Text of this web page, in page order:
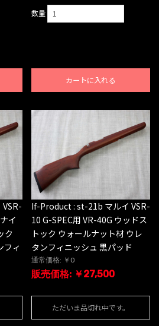
数量
カートに入れる
イ
ク
フィ
If-Product : st-21b マルイ VSR-
10 G-SPEC用 VR-40G ウッドス
トック ウォールナット材 ウレ
タンフィニッシュ 黒パッド
通常価格: ￥0
販売価格: ￥27,500
ただいま品切れ中です。